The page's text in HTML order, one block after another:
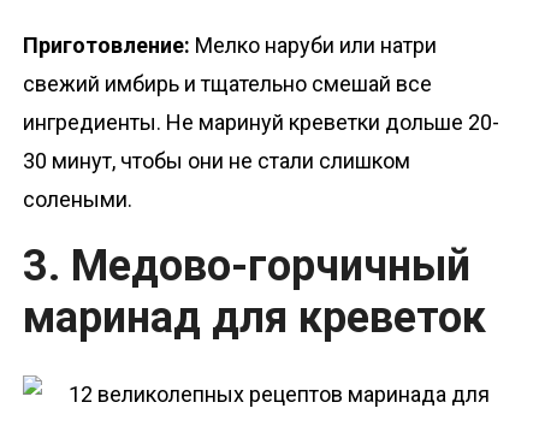
Приготовление: Мелко наруби или натри
свежий имбирь и тщательно смешай все
ингредиенты. Не маринуй креветки дольше 20-
30 минут, чтобы они не стали слишком
солеными.
3. Медово-горчичный
маринад для креветок